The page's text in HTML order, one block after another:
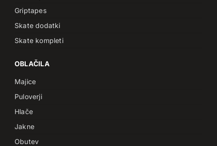
Griptapes
Skate dodatki
Skate kompleti
OBLAČILA
Majice
Puloverji
Hlače
Jakne
Obutev